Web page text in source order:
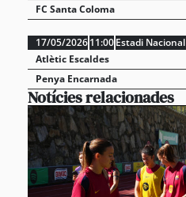
FC Santa Coloma
17/05/202611:00Estadi Nacional
Atlètic Escaldes
Penya Encarnada
Notícies relacionades